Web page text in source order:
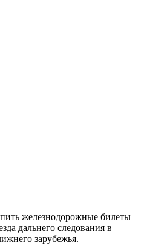
железнодорожные билеты
дальнего следования в
зарубежья.